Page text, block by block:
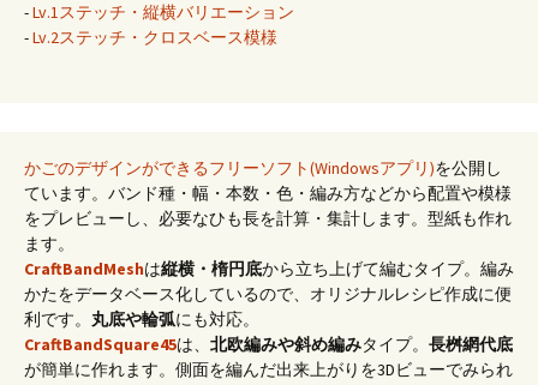
-Lv.1ステッチ・縦横バリエーション
-Lv.2ステッチ・クロスベース模様
かごのデザインができるフリーソフト(Windowsアプリ)を公開し
ています。バンド種・幅・本数・色・編み方などから配置や模様
をプレビューし、必要なひも長を計算・集計します。型紙も作れ
ます。
CraftBandMeshは縦横・楕円底から立ち上げて編むタイプ。編み
かたをデータベース化しているので、オリジナルレシピ作成に便
利です。 丸底や輪弧にも対応。
CraftBandSquare45は、 北欧編みや斜め編みタイプ。 長桝網代底
が簡単に作れます。側面を編んだ出来上がりを3Dビューでみられ